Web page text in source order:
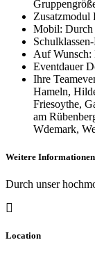
Zusatzmodul
Mobil: Durch
Auf Wunsch:
Eventdauer
Ihre
Hameln,
Friesoythe,
am
Wdemark,
Weitere Informationen
Durch unser
Location